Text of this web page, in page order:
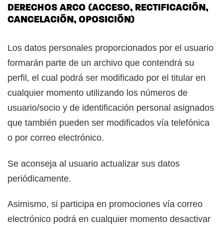
DERECHOS ARCO (ACCESO, RECTIFICACIÓN,
CANCELACIÓN, OPOSICIÓN)
Los datos personales proporcionados por el usuario
formarán parte de un archivo que contendrá su
perfil, el cual podrá ser modificado por el titular en
cualquier momento utilizando los números de
usuario/socio y de identificación personal asignados
que también pueden ser modificados vía telefónica
o por correo electrónico.
Se aconseja al usuario actualizar sus datos
periódicamente.
Asimismo, si participa en promociones vía correo
electrónico podrá en cualquier momento desactivar